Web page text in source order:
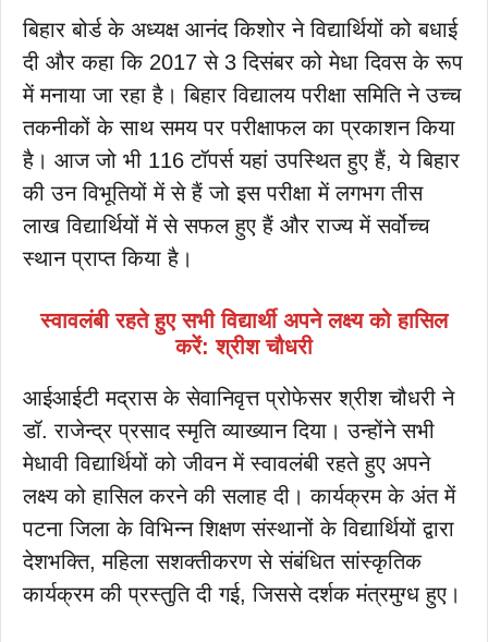
बिहार बोर्ड के अध्यक्ष आनंद किशोर ने विद्यार्थियों को बधाई
दी और कहा कि 2017 से 3 दिसंबर को मेधा दिवस के रूप
में मनाया जा रहा है। बिहार विद्यालय परीक्षा समिति ने उच्च
तकनीकों के साथ समय पर परीक्षाफल का प्रकाशन किया
है। आज जो भी 116 टॉपर्स यहां उपस्थित हुए हैं, ये बिहार
की उन विभूतियों में से हैं जो इस परीक्षा में लगभग तीस
लाख विद्यार्थियों में से सफल हुए हैं और राज्य में सर्वोच्च
स्थान प्राप्त किया है।
स्वावलंबी रहते हुए सभी विद्यार्थी अपने लक्ष्य को हासिल
करें: श्रीश चौधरी
आईआईटी मद्रास के सेवानिवृत्त प्रोफेसर श्रीश चौधरी ने
डॉ. राजेन्द्र प्रसाद स्मृति व्याख्यान दिया। उन्होंने सभी
मेधावी विद्यार्थियों को जीवन में स्वावलंबी रहते हुए अपने
लक्ष्य को हासिल करने की सलाह दी। कार्यक्रम के अंत में
पटना जिला के विभिन्न शिक्षण संस्थानों के विद्यार्थियों द्वारा
देशभक्ति, महिला सशक्तीकरण से संबंधित सांस्कृतिक
कार्यक्रम की प्रस्तुति दी गई, जिससे दर्शक मंत्रमुग्ध हुए।